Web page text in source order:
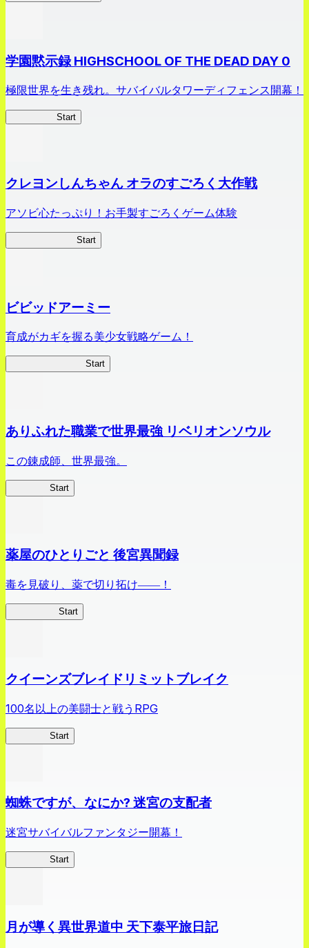
学園黙示録 HIGHSCHOOL OF THE DEAD DAY 0
極限世界を生き残れ。サバイバルタワーディフェンス開幕！
Start
クレヨンしんちゃん オラのすごろく大作戦
アソビ心たっぷり！お手製すごろくゲーム体験
Start
ビビッドアーミー
育成がカギを握る美少女戦略ゲーム！
Start
ありふれた職業で世界最強 リベリオンソウル
この錬成師、世界最強。
Start
薬屋のひとりごと 後宮異聞録
毒を見破り、薬で切り拓け――！
Start
クイーンズブレイドリミットブレイク
100名以上の美闘士と戦うRPG
Start
蜘蛛ですが、なにか? 迷宮の支配者
迷宮サバイバルファンタジー開幕！
Start
月が導く異世界道中 天下泰平旅日記